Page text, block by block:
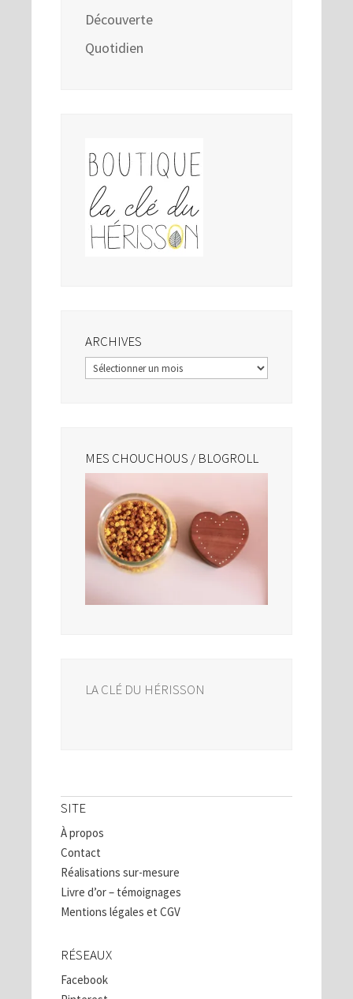
Découverte
Quotidien
ARCHIVES
Archives
MES CHOUCHOUS / BLOGROLL
LA CLÉ DU HÉRISSON
SITE
À propos
Contact
Réalisations sur-mesure
Livre d’or – témoignages
Mentions légales et CGV
RÉSEAUX
Facebook